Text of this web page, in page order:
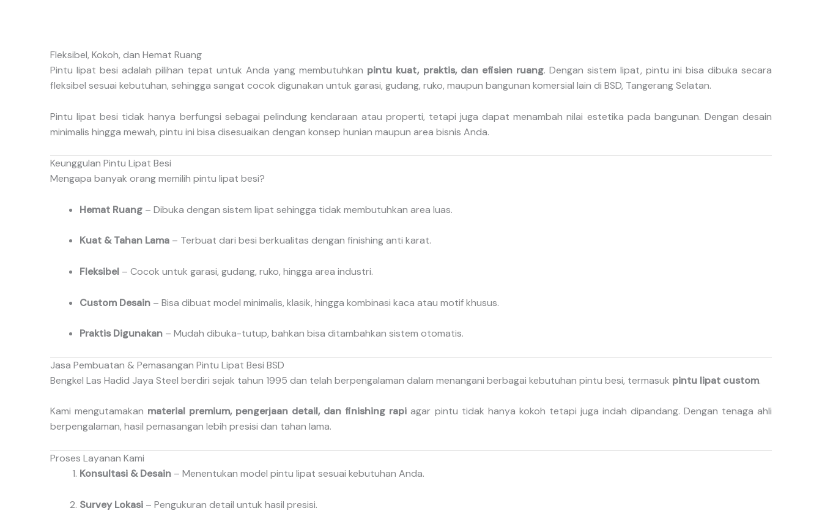
Fleksibel, Kokoh, dan Hemat Ruang
Pintu lipat besi adalah pilihan tepat untuk Anda yang membutuhkan pintu kuat, praktis, dan efisien ruang. Dengan sistem lipat, pintu ini bisa dibuka secara
fleksibel sesuai kebutuhan, sehingga sangat cocok digunakan untuk garasi, gudang, ruko, maupun bangunan komersial lain di BSD, Tangerang Selatan.
Pintu lipat besi tidak hanya berfungsi sebagai pelindung kendaraan atau properti, tetapi juga dapat menambah nilai estetika pada bangunan. Dengan desain
minimalis hingga mewah, pintu ini bisa disesuaikan dengan konsep hunian maupun area bisnis Anda.
Keunggulan Pintu Lipat Besi
Mengapa banyak orang memilih pintu lipat besi?
Hemat Ruang – Dibuka dengan sistem lipat sehingga tidak membutuhkan area luas.
Kuat & Tahan Lama – Terbuat dari besi berkualitas dengan finishing anti karat.
Fleksibel – Cocok untuk garasi, gudang, ruko, hingga area industri.
Custom Desain – Bisa dibuat model minimalis, klasik, hingga kombinasi kaca atau motif khusus.
Praktis Digunakan – Mudah dibuka-tutup, bahkan bisa ditambahkan sistem otomatis.
Jasa Pembuatan & Pemasangan Pintu Lipat Besi BSD
Bengkel Las Hadid Jaya Steel berdiri sejak tahun 1995 dan telah berpengalaman dalam menangani berbagai kebutuhan pintu besi, termasuk pintu lipat custom.
Kami mengutamakan material premium, pengerjaan detail, dan finishing rapi agar pintu tidak hanya kokoh tetapi juga indah dipandang. Dengan tenaga ahli
berpengalaman, hasil pemasangan lebih presisi dan tahan lama.
Proses Layanan Kami
Konsultasi & Desain – Menentukan model pintu lipat sesuai kebutuhan Anda.
Survey Lokasi – Pengukuran detail untuk hasil presisi.